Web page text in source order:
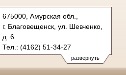
развернуть
675000, Амурская обл.,
г. Благовещенск, ул. Шевченко,
д. 6
Тел.: (4162) 51-34-27
oblsud.amr@sudrf.ru